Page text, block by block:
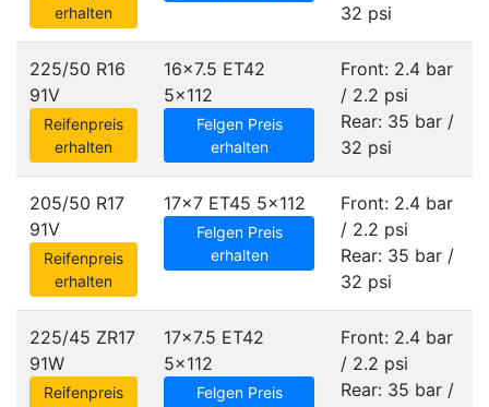
erhalten
32 psi
225/50 R16
91V
Reifenpreis
erhalten
16x7.5 ET42
5x112
Felgen Preis
erhalten
Front: 2.4 bar
/ 2.2 psi
Rear: 35 bar /
32 psi
205/50 R17
91V
Reifenpreis
erhalten
17x7 ET45 5x112
Felgen Preis
erhalten
Front: 2.4 bar
/ 2.2 psi
Rear: 35 bar /
32 psi
225/45 ZR17
91W
Reifenpreis
17x7.5 ET42
5x112
Felgen Preis
Front: 2.4 bar
/ 2.2 psi
Rear: 35 bar /